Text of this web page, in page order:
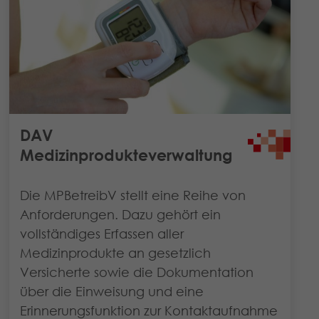
DAV
Medizinprodukteverwaltung
Die MPBetreibV stellt eine Reihe von
Anforderungen. Dazu gehört ein
vollständiges Erfassen aller
Medizinprodukte an gesetzlich
Versicherte sowie die Dokumentation
über die Einweisung und eine
Erinnerungsfunktion zur Kontaktaufnahme